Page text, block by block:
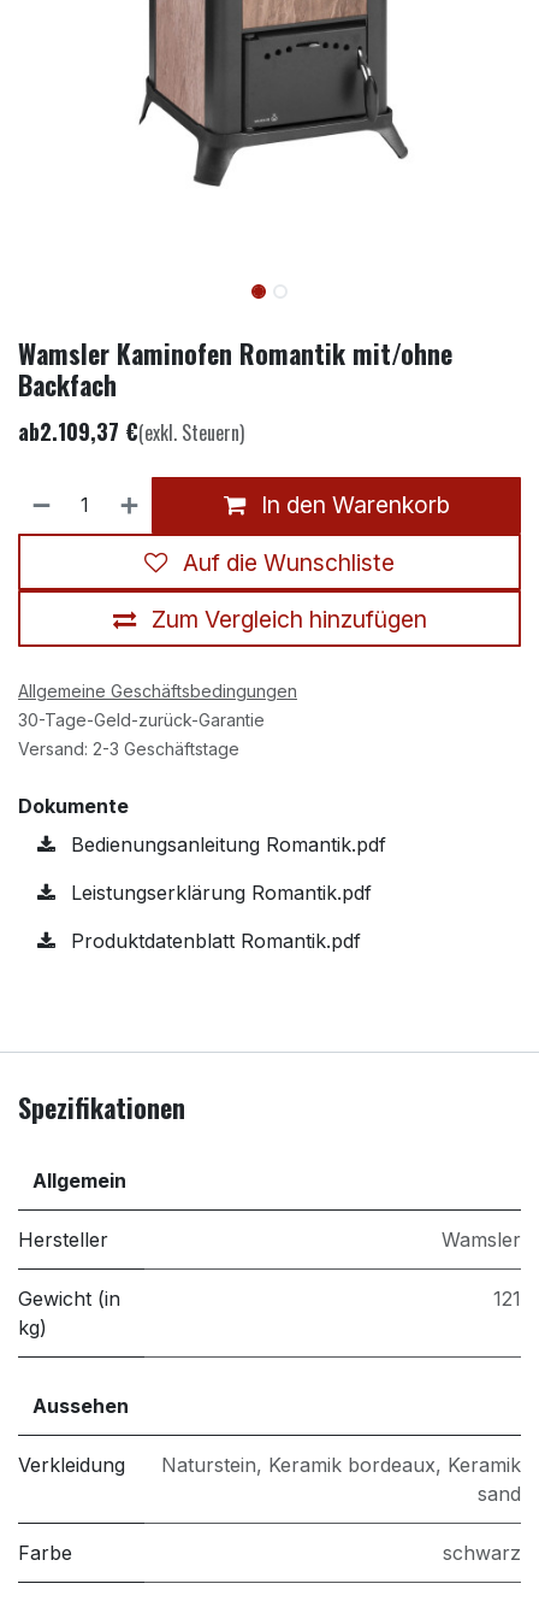
Wamsler Kaminofen Romantik mit/ohne
Backfach
ab2.109,37 €(exkl. Steuern)
In den Warenkorb
Zum Vergleich hinzufügen
Auf die Wunschliste
Allgemeine Geschäftsbedingungen
30-Tage-Geld-zurück-Garantie
Versand: 2-3 Geschäftstage
Dokumente
Bedienungsanleitung Romantik.pdf
Leistungserklärung Romantik.pdf
Produktdatenblatt Romantik.pdf
Spezifikationen
Allgemein
Hersteller Wamsler
Gewicht (in
kg)
121
Aussehen
Verkleidung Naturstein, Keramik bordeaux, Keramik
sand
Farbe schwarz